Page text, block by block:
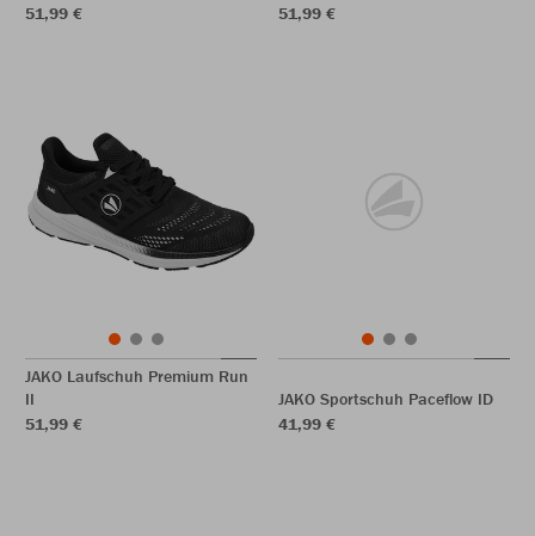
51,99 €
51,99 €
JAKO Laufschuh Premium Run
II
51,99 €
JAKO Sportschuh Paceflow ID
41,99 €